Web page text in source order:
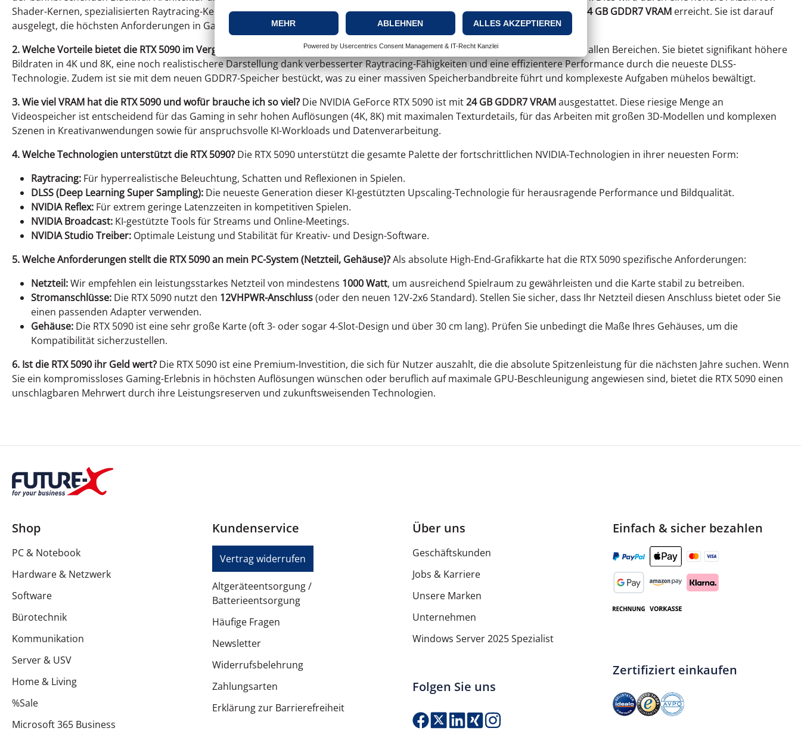
Shader-Kernen, spezialisierten Raytracing-Kernen (RT Cores) und Tensor-Kernen (Tensor Cores) sowie durch extrem schnellen
24 GB GDDR7 VRAM erreicht. Sie ist darauf
ausgelegt, die höchsten Anforderungen in Gaming, KI und professionellen Anwendungen zu erfüllen.
2. Welche Vorteile bietet die RTX 5090 im Vergleich zu älteren Modellen wie der RTX 4090?Die RTX 5090 übertrifft die RTX 4090 in allen Bereichen. Sie bietet signifikant höhere
Bildraten in 4K und 8K, eine noch realistischere Darstellung dank verbesserter Raytracing-Fähigkeiten und eine effizientere Performance durch die neueste DLSS-
Technologie. Zudem ist sie mit dem neuen GDDR7-Speicher bestückt, was zu einer massiven Speicherbandbreite führt und komplexeste Aufgaben mühelos bewältigt.
3. Wie viel VRAM hat die RTX 5090 und wofür brauche ich so viel? Die NVIDIA GeForce RTX 5090 ist mit24 GB GDDR7 VRAMausgestattet. Diese riesige Menge an
Videospeicher ist entscheidend für das Gaming in sehr hohen Auflösungen (4K, 8K) mit maximalen Texturdetails, für das Arbeiten mit großen 3D-Modellen und komplexen
Szenen in Kreativanwendungen sowie für anspruchsvolle KI-Workloads und Datenverarbeitung.
4. Welche Technologien unterstützt die RTX 5090? Die RTX 5090 unterstützt die gesamte Palette der fortschrittlichen NVIDIA-Technologien in ihrer neuesten Form:
Raytracing: Für hyperrealistische Beleuchtung, Schatten und Reflexionen in Spielen.
DLSS (Deep Learning Super Sampling): Die neueste Generation dieser KI-gestützten Upscaling-Technologie für herausragende Performance und Bildqualität.
NVIDIA Reflex: Für extrem geringe Latenzzeiten in kompetitiven Spielen.
NVIDIA Broadcast: KI-gestützte Tools für Streams und Online-Meetings.
NVIDIA Studio Treiber: Optimale Leistung und Stabilität für Kreativ- und Design-Software.
5. Welche Anforderungen stellt die RTX 5090 an mein PC-System (Netzteil, Gehäuse)?Als absolute High-End-Grafikkarte hat die RTX 5090 spezifische Anforderungen:
Netzteil:Wir empfehlen ein leistungsstarkes Netzteil von mindestens 1000 Watt, um ausreichend Spielraum zu gewährleisten und die Karte stabil zu betreiben.
Stromanschlüsse: Die RTX 5090 nutzt den 12VHPWR-Anschluss(oder den neuen 12V-2x6 Standard). Stellen Sie sicher, dass Ihr Netzteil diesen Anschluss bietet oder Sie
einen passenden Adapter verwenden.
Gehäuse: Die RTX 5090 ist eine sehr große Karte (oft 3- oder sogar 4-Slot-Design und über 30 cm lang). Prüfen Sie unbedingt die Maße Ihres Gehäuses, um die
Kompatibilität sicherzustellen.
6. Ist die RTX 5090 ihr Geld wert? Die RTX 5090 ist eine Premium-Investition, die sich für Nutzer auszahlt, die die absolute Spitzenleistung für die nächsten Jahre suchen. Wenn
Sie ein kompromissloses Gaming-Erlebnis in höchsten Auflösungen wünschen oder beruflich auf maximale GPU-Beschleunigung angewiesen sind, bietet die RTX 5090 einen
unschlagbaren Mehrwert durch ihre Leistungsreserven und zukunftsweisenden Technologien.
Shop
PC & Notebook
Hardware & Netzwerk
Software
Bürotechnik
Kommunikation
Server & USV
Home & Living
%Sale
Microsoft 365 Business
Kundenservice
Vertrag widerrufen
Altgeräteentsorgung /
Batterieentsorgung
Häufige Fragen
Newsletter
Widerrufsbelehrung
Zahlungsarten
Erklärung zur Barrierefreiheit
Über uns
Geschäftskunden
Jobs & Karriere
Unsere Marken
Unternehmen
Windows Server 2025 Spezialist
Folgen Sie uns
Einfach & sicher bezahlen
Zertifiziert einkaufen